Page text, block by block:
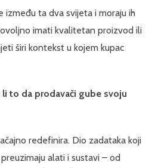
između ta dva svijeta i moraju ih
imati kvalitetan proizvod ili
širi kontekst u kojem kupac
to da prodavači gube svoju
redefinira. Dio zadataka koji
alati i sustavi – od